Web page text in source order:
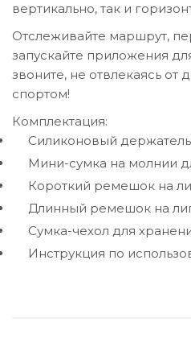
вертикально, так и
Отслеживайте маршрут,
запускайте приложения
звоните, не отвлекаясь от
спортом!
Комплектация:
Силиконовый
Мини-сумка на молнии
Короткий ремешок на
Длинный ремешок на
Сумка-чехол для
Инструкция по